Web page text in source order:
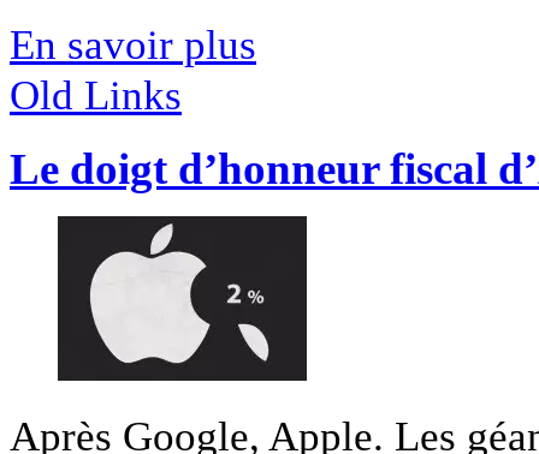
En savoir plus
Old Links
Le doigt d’honneur fiscal
Après Google, Apple. Les